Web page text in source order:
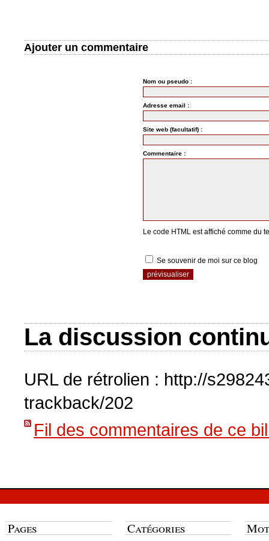
Ajouter un commentaire
Nom ou pseudo :
Adresse email :
Site web (facultatif) :
Commentaire :
Le code HTML est affiché comme du
Se souvenir de moi sur ce blog
La discussion
URL de rétrolien : http://
trackback/202
Fil des commentaires de ce
Pages Catégories